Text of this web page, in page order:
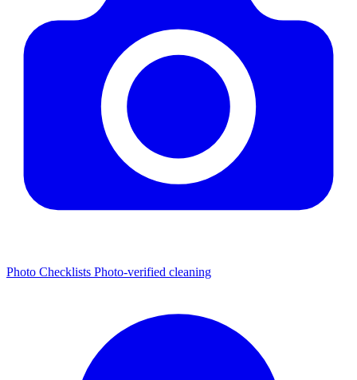
Photo Checklists Photo-verified cleaning